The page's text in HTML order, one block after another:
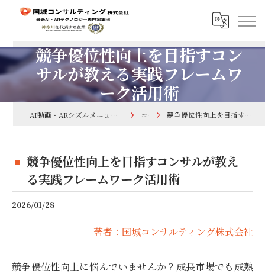
競争優位性向上を目指すコン
サルが教える実践フレームワ
ーク活用術
AI動画・ARシズルメニューで集客するなら国城コンサルティング株式会社 コラム 競争優位性向上を目指すコンサルが教える実践フレームワーク活用術
競争優位性向上を目指すコンサルが教え
る実践フレームワーク活用術
2026/01/28
著者：国城コンサルティング株式会社
競争優位性向上に悩んでいませんか？成長市場でも成熟